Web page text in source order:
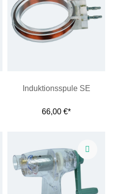
Induktionsspule SE
66,00 €*